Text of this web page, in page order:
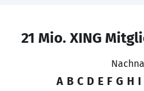
21 Mio. XING
A B C D E F G H I